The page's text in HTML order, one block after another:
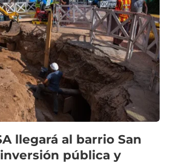
llegará al barrio San
pública y